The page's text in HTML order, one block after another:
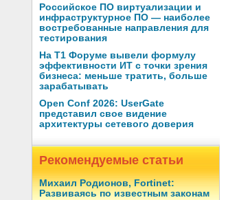
Российское ПО виртуализации и
инфраструктурное ПО — наиболее
востребованные направления для
тестирования
На Т1 Форуме вывели формулу
эффективности ИТ с точки зрения
бизнеса: меньше тратить, больше
зарабатывать
Open Conf 2026: UserGate
представил свое видение
архитектуры сетевого доверия
Рекомендуемые статьи
Михаил Родионов, Fortinet:
Развиваясь по известным законам